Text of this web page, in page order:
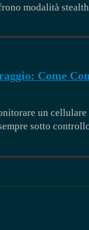
modalità
Come
un
sotto